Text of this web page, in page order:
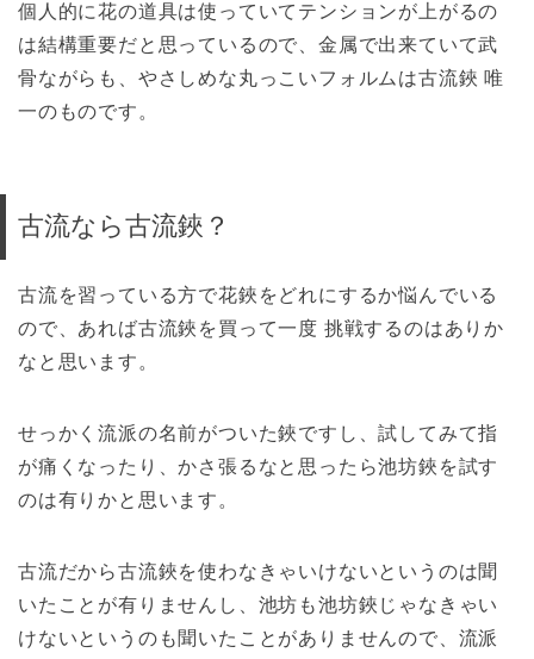
個人的に花の道具は使っていてテンションが上がるの
は結構重要だと思っているので、金属で出来ていて武
骨ながらも、やさしめな丸っこいフォルムは古流鋏 唯
一のものです。
古流なら古流鋏？
古流を習っている方で花鋏をどれにするか悩んでいる
ので、あれば古流鋏を買って一度 挑戦するのはありか
なと思います。
せっかく流派の名前がついた鋏ですし、試してみて指
が痛くなったり、かさ張るなと思ったら池坊鋏を試す
のは有りかと思います。
古流だから古流鋏を使わなきゃいけないというのは聞
いたことが有りませんし、池坊も池坊鋏じゃなきゃい
けないというのも聞いたことがありませんので、流派